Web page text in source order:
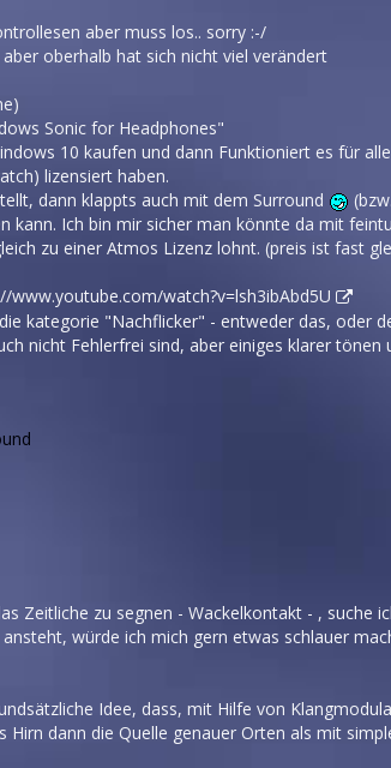
aber muss los.. sorry :-/
oberhalb hat sich nicht viel verändert
Sonic for Headphones"
10 kaufen und dann Funktioniert es für
lizensiert haben.
dann klappts auch mit dem Surround
kann. Ich bin mir sicher man könnte da mit
zu einer Atmos Lizenz lohnt. (preis ist fast
www.youtube.com/watch?v=lsh3ibAbd5U
kategorie "Nachflicker" - entweder das, oder
nicht Fehlerfrei sind, aber einiges klarer
Zeitliche zu segnen - Wackelkontakt - , suche
würde ich mich gern etwas schlauer
Idee, dass, mit Hilfe von
dann die Quelle genauer Orten als mit